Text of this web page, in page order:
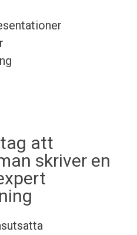
att
skriver en